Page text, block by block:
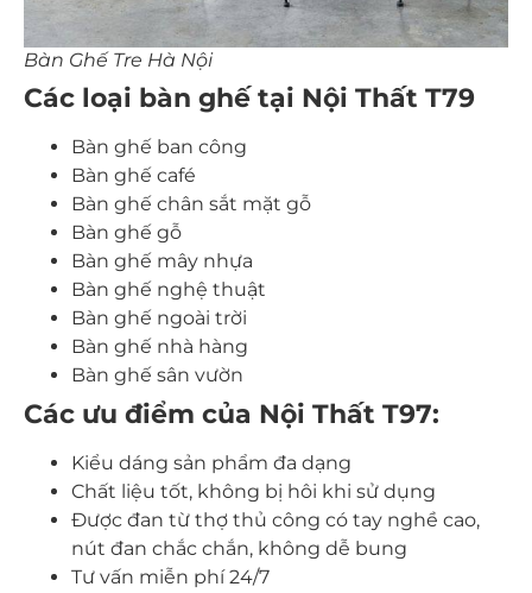
Bàn Ghế Tre Hà Nội
Các loại bàn ghế tại Nội Thất T79
Bàn ghế ban công
Bàn ghế café
Bàn ghế chân sắt mặt gỗ
Bàn ghế gỗ
Bàn ghế mây nhựa
Bàn ghế nghệ thuật
Bàn ghế ngoài trời
Bàn ghế nhà hàng
Bàn ghế sân vườn
Các ưu điểm của Nội Thất T97:
Kiểu dáng sản phẩm đa dạng
Chất liệu tốt, không bị hôi khi sử dụng
Được đan từ thợ thủ công có tay nghề cao,
nút đan chắc chắn, không dễ bung
Tư vấn miễn phí 24/7